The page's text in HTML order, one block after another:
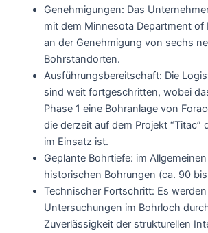
Genehmigungen: Das
mit dem Minnesota Department of
an der Genehmigung von sechs
Bohrstandorten.
Ausführungsbereitschaft: Die
sind weit fortgeschritten, wobei
Phase 1 eine Bohranlage von
die derzeit auf dem Projekt “Titac”
im Einsatz ist.
Geplante Bohrtiefe: im
historischen Bohrungen (ca. 90
Technischer Fortschritt: Es
Untersuchungen im Bohrloch
Zuverlässigkeit der strukturellen